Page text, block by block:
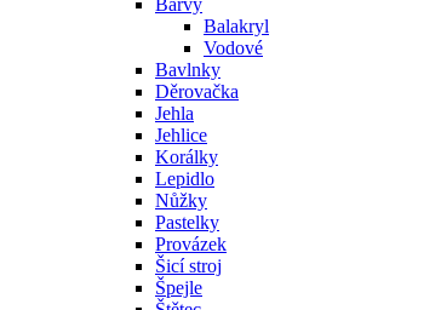
Barvy
Balakryl
Vodové
Bavlnky
Děrovačka
Jehla
Jehlice
Korálky
Lepidlo
Nůžky
Pastelky
Provázek
Šicí stroj
Špejle